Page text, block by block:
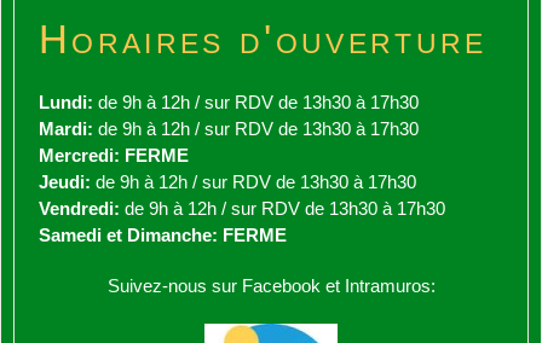
Horaires d'ouverture
Lundi: de 9h à 12h / sur RDV de 13h30 à 17h30
Mardi: de 9h à 12h / sur RDV de 13h30 à 17h30
Mercredi: FERME
Jeudi: de 9h à 12h / sur RDV de 13h30 à 17h30
Vendredi: de 9h à 12h / sur RDV de 13h30 à 17h30
Samedi et Dimanche: FERME
Suivez-nous sur Facebook et Intramuros: